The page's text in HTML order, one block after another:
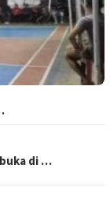
di …